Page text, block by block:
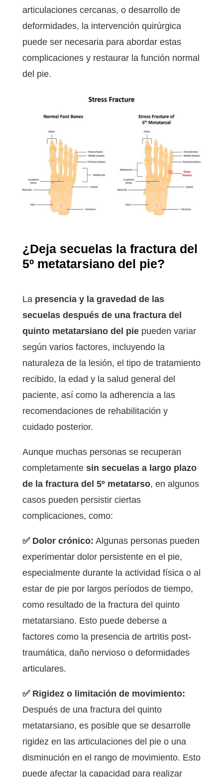
articulaciones cercanas, o desarrollo de
deformidades, la intervención quirúrgica
puede ser necesaria para abordar estas
complicaciones y restaurar la función normal
del pie.
¿Deja secuelas la fractura del
5º metatarsiano del pie?
La presencia y la gravedad de las
secuelas después de una fractura del
quinto metatarsiano del piepueden variar
según varios factores, incluyendo la
naturaleza de la lesión, el tipo de tratamiento
recibido, la edad y la salud general del
paciente, así como la adherencia a las
recomendaciones de rehabilitación y
cuidado posterior.
Aunque muchas personas se recuperan
completamente sin secuelas a largo plazo
de la fractura del 5º metatarso, en algunos
casos pueden persistir ciertas
complicaciones, como:
✅ Dolor crónico: Algunas personas pueden
experimentar dolor persistente en el pie,
especialmente durante la actividad física o al
estar de pie por largos períodos de tiempo,
como resultado de la fractura del quinto
metatarsiano. Esto puede deberse a
factores como la presencia de artritis post-
traumática, daño nervioso o deformidades
articulares.
✅ Rigidez o limitación de movimiento:
Después de una fractura del quinto
metatarsiano, es posible que se desarrolle
rigidez en las articulaciones del pie o una
disminución en el rango de movimiento. Esto
puede afectar la capacidad para realizar